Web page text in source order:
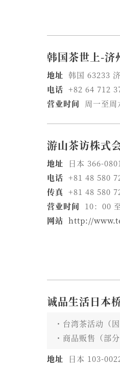
韩国茶世上-济
地址 韩国 63233
电话 +82 64 712
营业时间
周一至
游山茶访株式
地址
日本 366-
电话 +81 48 580
传真 +81 48 580
营业时间
10：00
网站 http://
诚品生活日本
台湾茶活动（
商品贩售（部分
地址
日本 103-